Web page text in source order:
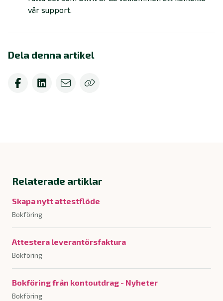
vår support.
Dela denna artikel
Relaterade artiklar
Skapa nytt attestflöde
Bokföring
Attestera leverantörsfaktura
Bokföring
Bokföring från kontoutdrag - Nyheter
Bokföring